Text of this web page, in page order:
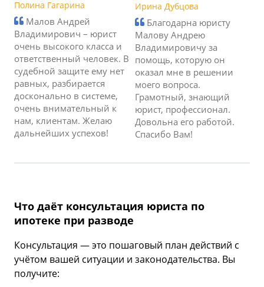
Полина Гагарина
Малов Андрей
Владимирович – юрист
очень высокого класса и
ответственный человек. В
судебной защите ему нет
равных, разбирается
досконально в системе,
очень внимательный к
нам, клиентам. Желаю
дальнейших успехов!
Ирина Дубцова
Благодарна юристу
Малову Андрею
Владимировичу за
помощь, которую он
оказал мне в решении
моего вопроса.
Грамотный, знающий
юрист, профессионал.
Довольна его работой.
Спасибо Вам!
Что даёт консультация юриста по
ипотеке при разводе
Консультация — это пошаговый план действий с
учётом вашей ситуации и законодательства. Вы
получите: